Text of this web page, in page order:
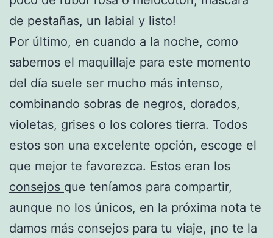
de pestañas, un labial y listo!
Por último, en cuando a la noche, como
sabemos el maquillaje para este momento
del día suele ser mucho más intenso,
combinando sobras de negros, dorados,
violetas, grises o los colores tierra. Todos
estos son una excelente opción, escoge el
que mejor te favorezca. Estos eran los
consejos que teníamos para compartir,
aunque no los únicos, en la próxima nota te
damos más consejos para tu viaje, ¡no te la